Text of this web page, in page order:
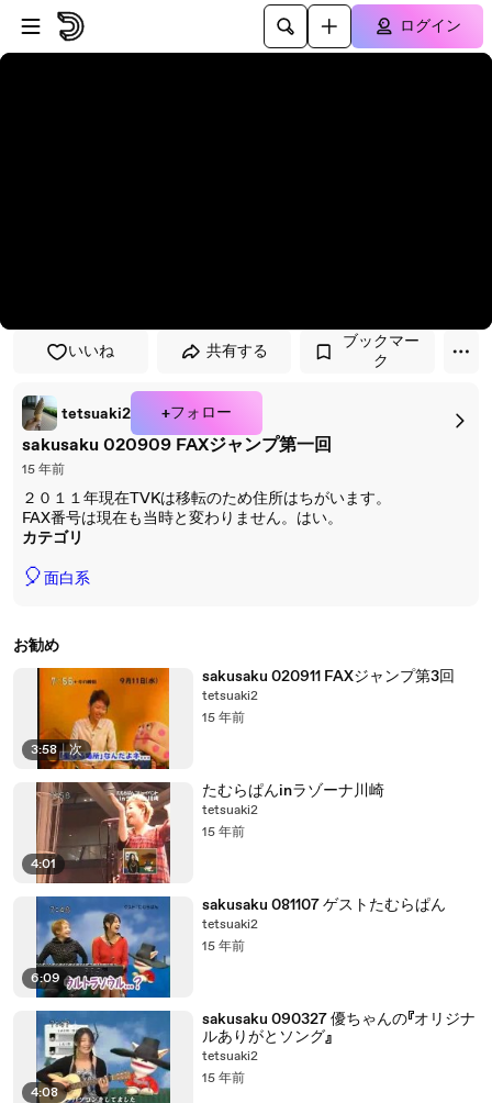
プレイヤーにスキップ
メインコンテンツにスキップ
ログイン
いいね 共有する
ブックマー
ク
tetsuaki2 +フォロー
sakusaku 020909 FAXジャンプ第一回
15 年前
２０１１年現在TVKは移転のため住所はちがいます。
FAX番号は現在も当時と変わりません。はい。
カテゴリ
🎈面白系
お勧め
3:58 | 次
sakusaku 020911 FAXジャンプ第3回
tetsuaki2
15 年前
4:01
たむらぱんinラゾーナ川崎
tetsuaki2
15 年前
6:09
sakusaku 081107 ゲストたむらぱん
tetsuaki2
15 年前
4:08
sakusaku 090327 優ちゃんの『オリジナ
ルありがとソング』
tetsuaki2
15 年前